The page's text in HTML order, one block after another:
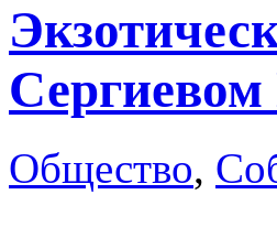
Сергиевом
Общество,